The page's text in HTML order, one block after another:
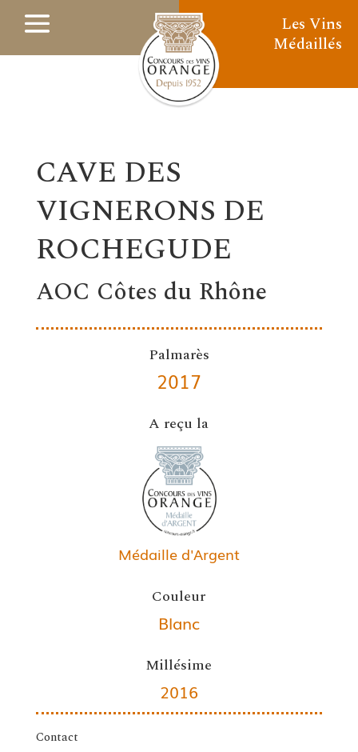
Les Vins
Médaillés
CAVE DES
VIGNERONS DE
ROCHEGUDE
AOC Côtes du Rhône
Palmarès
2017
A reçu la
Médaille d'Argent
Couleur
Blanc
Millésime
2016
Contact